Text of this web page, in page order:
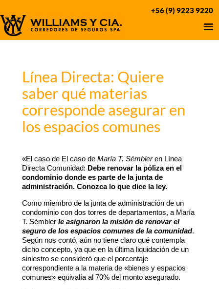
+56 (9) 9223 9220
Línea Directa: Quiere
saber qué materias
corresponde asegurar en
los espacios comunes
«El caso de El caso de María T. Sémbleren Línea
Directa Comunidad: Debe renovar la póliza en el
condominio donde es parte de la junta de
administración. Conozca lo que dice la ley.
Como miembro de la junta de administración de un
condominio con dos torres de departamentos, a María
T. Sémblerle asignaron la misión de renovar el
seguro de los espacios comunes de la comunidad.
Según nos contó, aún no tiene claro qué contempla
dicho concepto, ya que en la última liquidación de un
siniestro se consideró que el porcentaje
correspondiente a la materia de «bienes y espacios
comunes» equivalía al 70% del monto asegurado.